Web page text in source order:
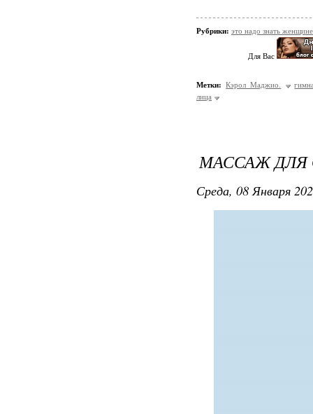
Рубрики: это надо знать
Для Вас
Метки: Кэрол Маджио.
лица
МАССАЖ ДЛЯ
Среда, 08 Января